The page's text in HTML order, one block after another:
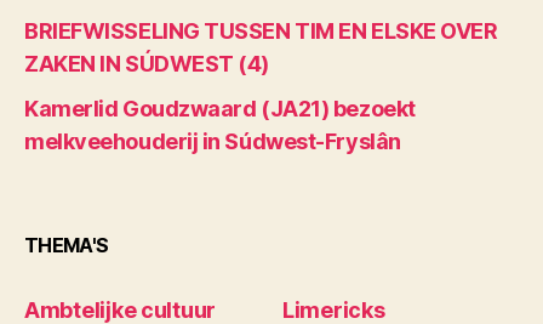
BRIEFWISSELING TUSSEN TIM EN ELSKE OVER
ZAKEN IN SÚDWEST (4)
Kamerlid Goudzwaard (JA21) bezoekt
melkveehouderij in Súdwest-Fryslân
THEMA'S
Ambtelijke cultuur
Limericks